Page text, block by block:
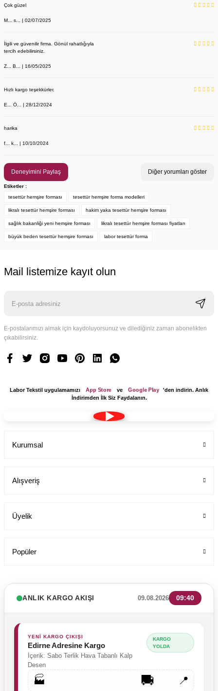
YENİ ÜRÜN
Labor Medikal Tekstil
199,00 TL
Tesettür Boy Bayan Uzun Önlük Hakim Yaka Bp-09
Çok güzel
M... s... | 02/07/2025
İlgili ve güvenilir firma. Gönül rahatlığıyla
tercih edebilirsiniz.
Z... B... | 16/05/2025
Hızlı kargo teşekkürler.
E... Ö... | 28/12/2024
harika
f... k... | 10/10/2024
Deneyimini Paylaş Diğer yorumları göster
Etiketler :
tesettür hemşire forması
tesettür hemşire forma modelleri
likralı tesettür hemşire forması hakim yaka tesettür hemşire forması
sağlık bakanliği yeni hemşire forması likralı tesettür hemşire forması fiyatları
büyük beden tesettür hemşire forması labor tesettür forma
Mail listemize kayıt olun
E-postalarımızı almak için kaydoluyorsunuz ve dilediğiniz zaman abonelikten
çıkabilirsiniz.
Labor Tekstil uygulamamızı App Store ve Google Play 'den indirin. Anlık
İndirimden İlk Siz Faydalanın.
Kurumsal
Alışveriş
Üyelik
Popüler
ANLIK KARGO AKIŞI 09.08.2026 09:40
YENİ KARGO ÇIKIŞI
Edirne Adresine Kargo
İçerik: Sabo Terlik Hava Tabanlı Kalp
Desen
KARGO
YOLDA
🏭 🚚 📍